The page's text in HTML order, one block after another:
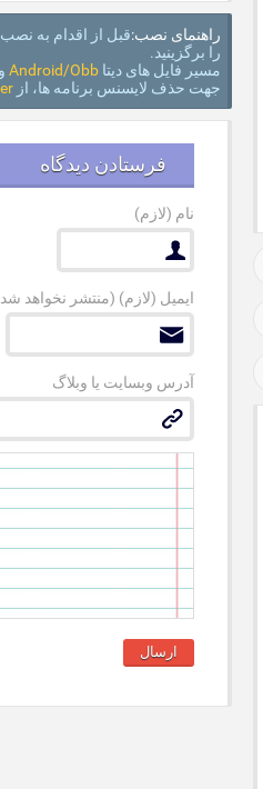
راهنمای نصب:قبل از اقدام به
را برگزینید.
مسیر فایل های دیتاAndroid/Obb
جهت حذف لایسنس برنامه ها، از
فرستادن دیدگاه
نام (لازم)
ایمیل (لازم) (منتشر نخواهد
آدرس وبسایت یا وبلاگ